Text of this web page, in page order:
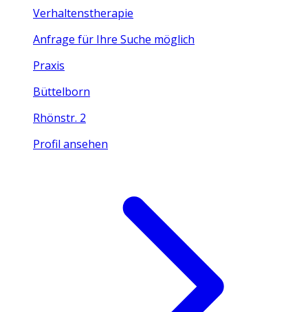
Verhaltenstherapie
Anfrage für Ihre Suche möglich
Praxis
Büttelborn
Rhönstr. 2
Profil ansehen